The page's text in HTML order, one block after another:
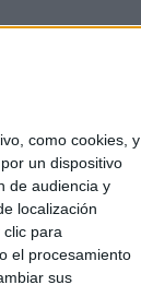
como cookies, y
un dispositivo
de audiencia y
localización
clic para
el procesamiento
sus